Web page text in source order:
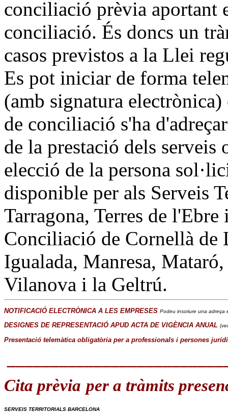
conciliació prèvia aportant
conciliació. És doncs un
casos previstos a la Llei
Es pot iniciar de forma
(amb signatura
de conciliació s'ha
de la prestació dels
elecció de la persona
disponible per als Serveis
Tarragona, Terres de
Conciliació de Cornellà de
Igualada, Manresa,
Vilanova i la Geltrú.
NOTIFICACIÓ ELECTRÒNICA A LES EMPRESES Podeu inscriure una adreça
DESIGNES DE REPRESENTACIÓ APUD ACTA DE VIGÈNCIA ANUAL
Presentació telemàtica obligatòria per a professionals i persones
Cita prèvia per a tràmits
SERVEIS TERRITORIALS BARCELONA